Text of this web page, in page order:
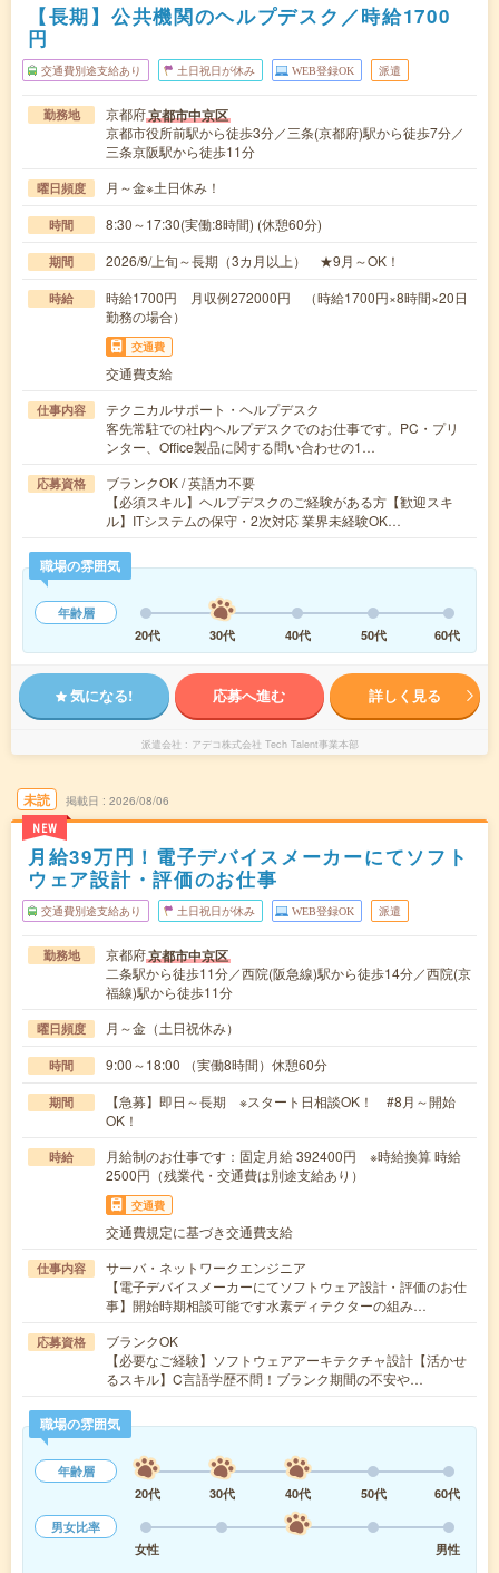
【長期】公共機関のヘルプデスク／時給1700
円
交通費別途支給あり 土日祝日が休み WEB登録OK 派遣
勤務地 京都府京都市中京区
京都市役所前駅から徒歩3分／三条(京都府)駅から徒歩7分／
三条京阪駅から徒歩11分
曜日頻度 月～金※土日休み！
時間 8:30～17:30(実働:8時間) (休憩60分)
期間 2026/9/上旬～長期（3カ月以上） ★9月～OK！
時給
時給1700円 月収例272000円 （時給1700円×8時間×20日
勤務の場合）
交通費
交通費支給
仕事内容
テクニカルサポート・ヘルプデスク
客先常駐での社内ヘルプデスクでのお仕事です。PC・プリ
ンター、Office製品に関する問い合わせの1…
応募資格
ブランクOK / 英語力不要
【必須スキル】ヘルプデスクのご経験がある方【歓迎スキ
ル】ITシステムの保守・2次対応 業界未経験OK…
職場の雰囲気
年齢層
20代
30代 40代 50代 60代
気になる! 応募へ進む 詳しく見る
派遣会社 アデコ株式会社 Tech Talent事業本部
未読
NEW
掲載日 2026/08/06
月給39万円！電子デバイスメーカーにてソフト
ウェア設計・評価のお仕事
交通費別途支給あり 土日祝日が休み WEB登録OK 派遣
勤務地 京都府京都市中京区
二条駅から徒歩11分／西院(阪急線)駅から徒歩14分／西院(京
福線)駅から徒歩11分
曜日頻度 月～金（土日祝休み）
時間 9:00～18:00 （実働8時間）休憩60分
期間
【急募】即日～長期 ※スタート日相談OK！ #8月～開始
OK！
時給
月給制のお仕事です：固定月給 392400円 ※時給換算 時給
2500円（残業代・交通費は別途支給あり）
交通費
交通費規定に基づき交通費支給
仕事内容
サーバ・ネットワークエンジニア
【電子デバイスメーカーにてソフトウェア設計・評価のお仕
事】開始時期相談可能です水素ディテクターの組み…
応募資格
ブランクOK
【必要なご経験】ソフトウェアアーキテクチャ設計【活かせ
るスキル】C言語学歴不問！ブランク期間の不安や…
職場の雰囲気
年齢層
20代
30代 40代 50代
60代
男女比率
女性
男性